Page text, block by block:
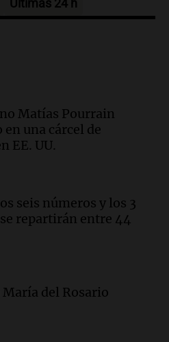
en Cadena 3
de Juan Pablo II: "Te
mirada"
para los
de Irlanda
hinchas argentinos
Últimas 24 h
Matías Pourrain
una cárcel de
EE. UU.
seis números y los 3
repartirán entre 44
del Rosario